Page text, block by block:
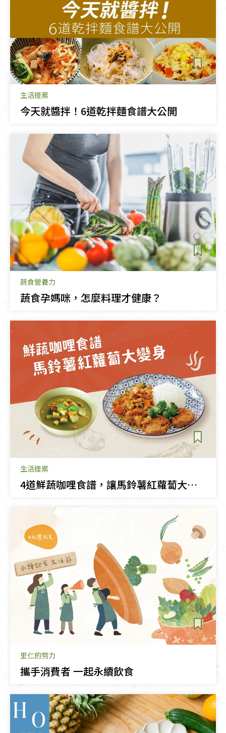
生活提案
今天就醬拌！6道乾拌麵食譜大公開
蔬食營養力
蔬食孕媽咪，怎麼料理才健康？
生活提案
4道鮮蔬咖哩食譜，讓馬鈴薯紅蘿蔔大變身！
里仁的努力
攜手消費者 一起永續飲食